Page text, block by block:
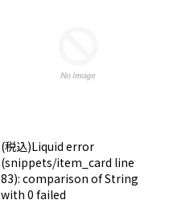
(税込)Liquid error
(snippets/item_card line
83): comparison of String
with 0 failed